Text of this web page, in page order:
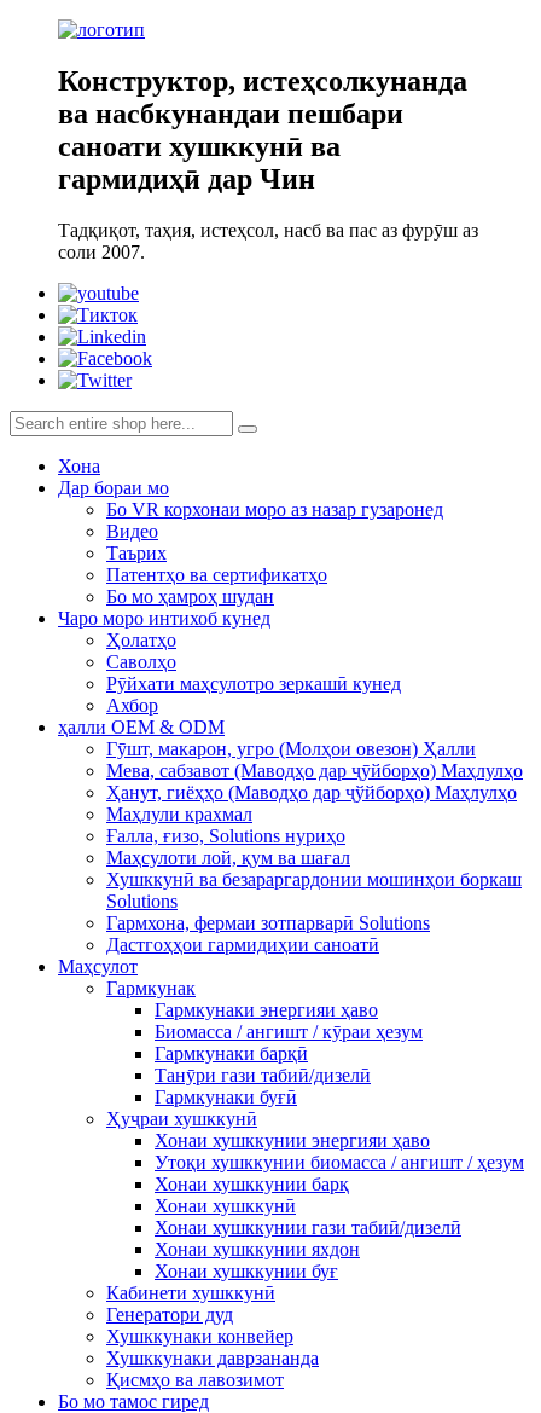
Конструктор, истеҳсолкунанда
ва насбкунандаи пешбари
саноати хушккунӣ ва
гармидиҳӣ дар Чин
Тадқиқот, таҳия, истеҳсол, насб ва пас аз фурӯш аз
соли 2007.
Хона
Дар бораи мо
Бо VR корхонаи моро аз назар гузаронед
Видео
Таърих
Патентҳо ва сертификатҳо
Бо мо ҳамроҳ шудан
Чаро моро интихоб кунед
Ҳолатҳо
Саволҳо
Рӯйхати маҳсулотро зеркашӣ кунед
Ахбор
ҳалли OEM & ODM
Гӯшт, макарон, угро (Молҳои овезон) Ҳалли
Мева, сабзавот (Маводҳо дар ҷӯйборҳо) Маҳлулҳо
Ҳанут, гиёҳҳо (Маводҳо дар ҷўйборҳо) Маҳлулҳо
Маҳлули крахмал
Ғалла, ғизо, Solutions нуриҳо
Маҳсулоти лой, қум ва шағал
Хушккунӣ ва безараргардонии мошинҳои боркаш
Solutions
Гармхона, фермаи зотпарварӣ Solutions
Дастгоҳҳои гармидиҳии саноатӣ
Маҳсулот
Гармкунак
Гармкунаки энергияи ҳаво
Биомасса / ангишт / кӯраи ҳезум
Гармкунаки барқӣ
Танӯри гази табиӣ/дизелӣ
Гармкунаки буғӣ
Ҳуҷраи хушккунӣ
Хонаи хушккунии энергияи ҳаво
Утоқи хушккунии биомасса / ангишт / ҳезум
Хонаи хушккунии барқ
Хонаи хушккунӣ
Хонаи хушккунии гази табиӣ/дизелӣ
Хонаи хушккунии яхдон
Хонаи хушккунии буғ
Кабинети хушккунӣ
Генератори дуд
Хушккунаки конвейер
Хушккунаки даврзананда
Қисмҳо ва лавозимот
Бо мо тамос гиред